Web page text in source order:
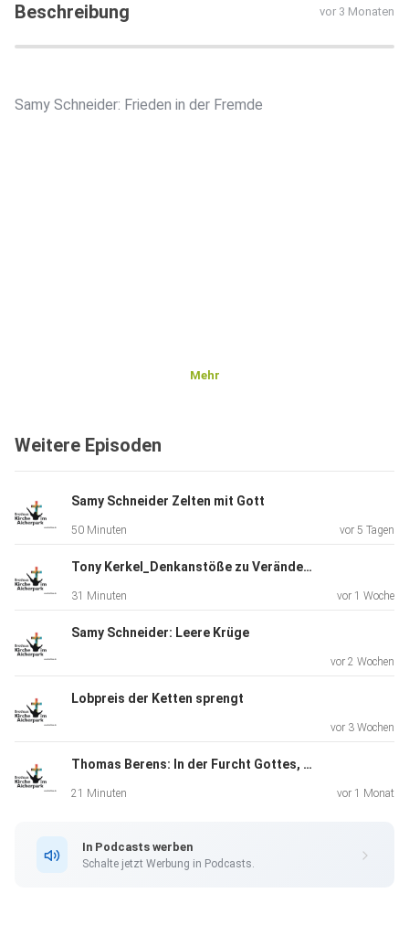
Beschreibung vor 3 Monaten
Samy Schneider: Frieden in der Fremde
Mehr
Weitere Episoden
Samy Schneider Zelten mit Gott
50 Minuten vor 5 Tagen
Tony Kerkel_Denkanstöße zu Veränderungen: Jesus baut Gemeinde.
31 Minuten vor 1 Woche
Samy Schneider: Leere Krüge
vor 2 Wochen
Lobpreis der Ketten sprengt
vor 3 Wochen
Thomas Berens: In der Furcht Gottes, ohne Angst leben
21 Minuten vor 1 Monat
In Podcasts werben
Schalte jetzt Werbung in Podcasts.